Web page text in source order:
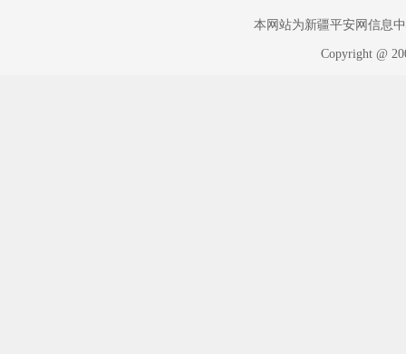
本网站为新疆平安网信息
Copyright @